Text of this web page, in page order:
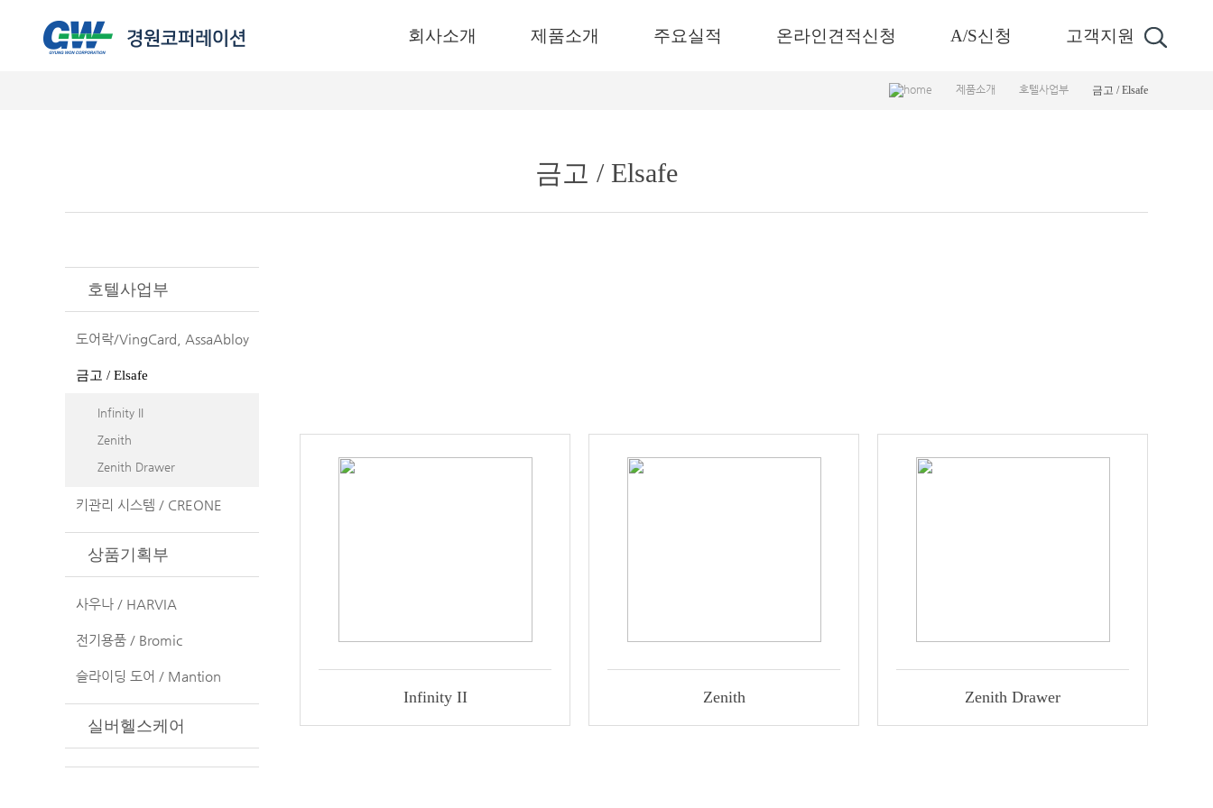
회사소개 제품소개 주요실적 온라인견적신청 A/S신청 고객지원
제품소개 호텔사업부 금고 / Elsafe
금고 / Elsafe
호텔사업부
도어락/VingCard, AssaAbloy
금고 / Elsafe
Infinity II
Zenith
Zenith Drawer
키관리 시스템 / CREONE
상품기획부
사우나 / HARVIA
전기용품 / Bromic
슬라이딩 도어 / Mantion
실버헬스케어
Infinity II Zenith Zenith Drawer